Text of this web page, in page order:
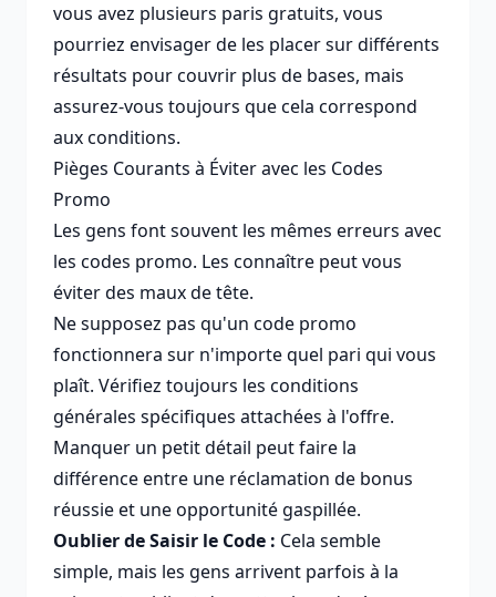
vous avez plusieurs paris gratuits, vous
pourriez envisager de les placer sur différents
résultats pour couvrir plus de bases, mais
assurez-vous toujours que cela correspond
aux conditions.
Pièges Courants à Éviter avec les Codes
Promo
Les gens font souvent les mêmes erreurs avec
les codes promo. Les connaître peut vous
éviter des maux de tête.
Ne supposez pas qu'un code promo
fonctionnera sur n'importe quel pari qui vous
plaît. Vérifiez toujours les conditions
générales spécifiques attachées à l'offre.
Manquer un petit détail peut faire la
différence entre une réclamation de bonus
réussie et une opportunité gaspillée.
Oublier de Saisir le Code : Cela semble
simple, mais les gens arrivent parfois à la